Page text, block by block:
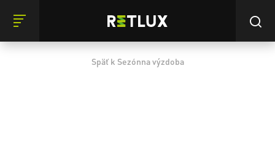
Späť k Sezónna výzdoba